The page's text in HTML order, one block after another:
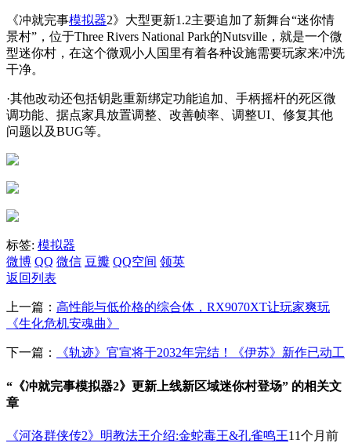
《冲就完事模拟器2》大型更新1.2主要追加了新舞台“迷你情
景村”，位于Three Rivers National Park的Nutsville，就是一个微
型迷你村，在这个微观小人国里有着各种设施需要玩家来冲洗
干净。
·其他改动还包括钥匙重新绑定功能追加、手柄摇杆的死区微
调功能、据点家具放置调整、改善帧率、调整UI、修复其他
问题以及BUG等。
标签: 模拟器
微博 QQ 微信 豆瓣 QQ空间 领英
返回列表
上一篇： 高性能与低价格的综合体，RX9070XT让玩家爽玩
《生化危机安魂曲》
下一篇： 《轨迹》官宣将于2032年完结！《伊苏》新作已动工
“《冲就完事模拟器2》更新上线新区域迷你村登场” 的相关文
章
《河洛群侠传2》明教法王介绍:金蛇毒王&孔雀鸣王11个月前